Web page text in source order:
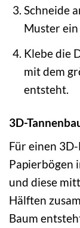
Schneide
Muster ein
Klebe die
mit dem
entsteht.
3D-
Für einen
Papierbögen
und diese
Hälften
Baum